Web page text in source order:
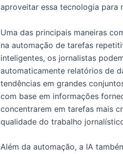
aproveitar essa tecnologia para
Uma das principais maneiras
na automação de tarefas
inteligentes, os jornalistas
automaticamente relatórios de
tendências em grandes
com base em informações
concentrarem em tarefas mais
qualidade do trabalho
Além da automação, a IA